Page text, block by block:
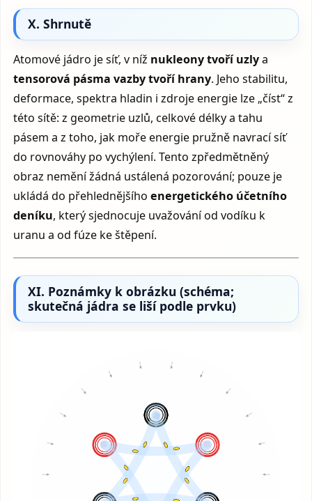
X. Shrnutě
Atomové jádro je síť, v níž nukleony tvoří uzlya
tensorová pásma vazby tvoří hrany. Jeho stabilitu,
deformace, spektra hladin i zdroje energie lze „číst“ z
této sítě: z geometrie uzlů, celkové délky a tahu
pásem a z toho, jak moře energie pružně navrací síť
do rovnováhy po vychýlení. Tento zpředmětněný
obraz nemění žádná ustálená pozorování; pouze je
ukládá do přehlednějšího energetického účetního
deníku, který sjednocuje uvažování od vodíku k
uranu a od fúze ke štěpení.
XI. Poznámky k obrázku (schéma;
skutečná jádra se liší podle prvku)